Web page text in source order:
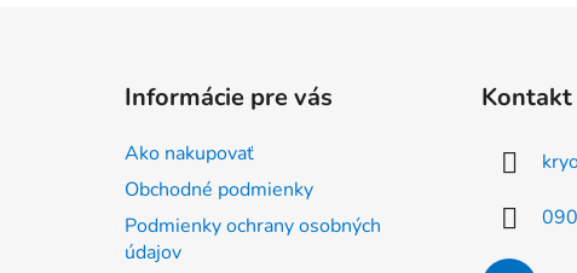
Informácie pre vás
Ako nakupovať
Obchodné podmienky
Podmienky ochrany osobných
údajov
Kontakt